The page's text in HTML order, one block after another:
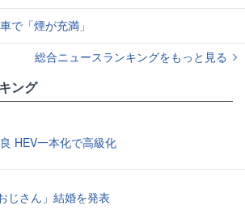
で「煙が充満」
総合ニュースランキングをもっと見る
ング
HEV一本化で高級化
じさん」結婚を発表